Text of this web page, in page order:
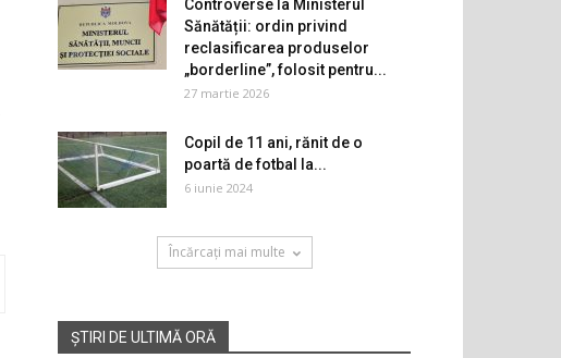
Controverse la Ministerul
Sănătății: ordin privind
reclasificarea produselor
„borderline”, folosit pentru...
27 martie 2026
Copil de 11 ani, rănit de o
poartă de fotbal la...
6 iunie 2024
Încărcați mai multe
ȘTIRI DE ULTIMĂ ORĂ